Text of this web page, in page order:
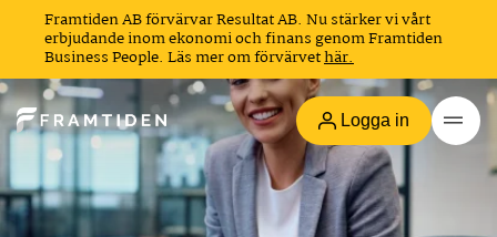
Framtiden AB förvärvar Resultat AB. Nu stärker vi vårt
erbjudande inom ekonomi och finans genom Framtiden
Business People. Läs mer om förvärvethär.
Logga in